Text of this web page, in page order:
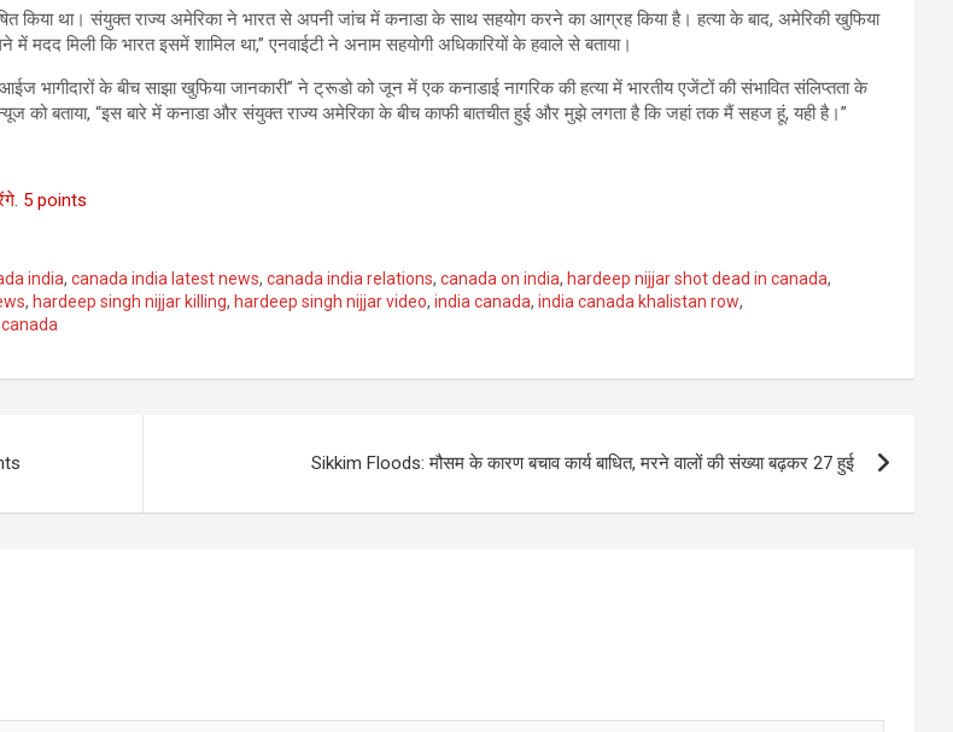
किया था। संयुक्त राज्य अमेरिका ने भारत से अपनी जांच में कनाडा के साथ सहयोग करने का आग्रह किया है। हत्या के बाद, अमेरिकी खुफिया
मिली कि भारत इसमें शामिल था,” एनवाईटी ने अनाम सहयोगी अधिकारियों के हवाले से बताया।
भागीदारों के बीच साझा खुफिया जानकारी” ने ट्रूडो को जून में एक कनाडाई नागरिक की हत्या में भारतीय एजेंटों की संभावित संलिप्तता के
को बताया, “इस बारे में कनाडा और संयुक्त राज्य अमेरिका के बीच काफी बातचीत हुई और मुझे लगता है कि जहां तक ​​मैं सहज हूं, यही है।”
5 points
india, canada india latest news, canada india relations, canada on india, hardeep nijjar shot dead in canada,
, hardeep singh nijjar killing, hardeep singh nijjar video, india canada, india canada khalistan row,
Sikkim Floods: मौसम के कारण बचाव कार्य बाधित, मरने वालों की संख्या बढ़कर 27 हुई